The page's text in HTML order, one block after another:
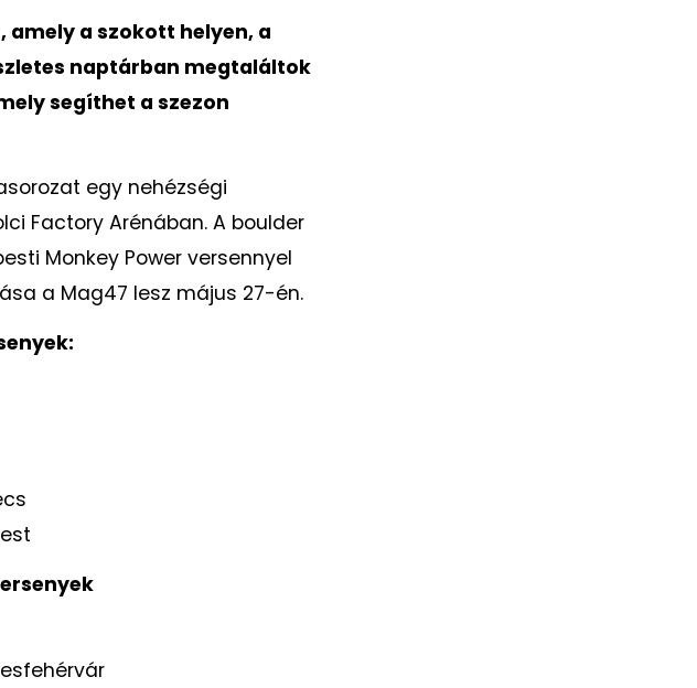
amely a szokott helyen, a
naptárban megtaláltok
segíthet a szezon
egy nehézségi
Factory Arénában. A boulder
Monkey Power versennyel
a Mag47 lesz május 27-én.